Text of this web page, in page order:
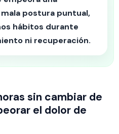
postura puntual,
hábitos durante
ni recuperación.
sin cambiar de
el dolor de